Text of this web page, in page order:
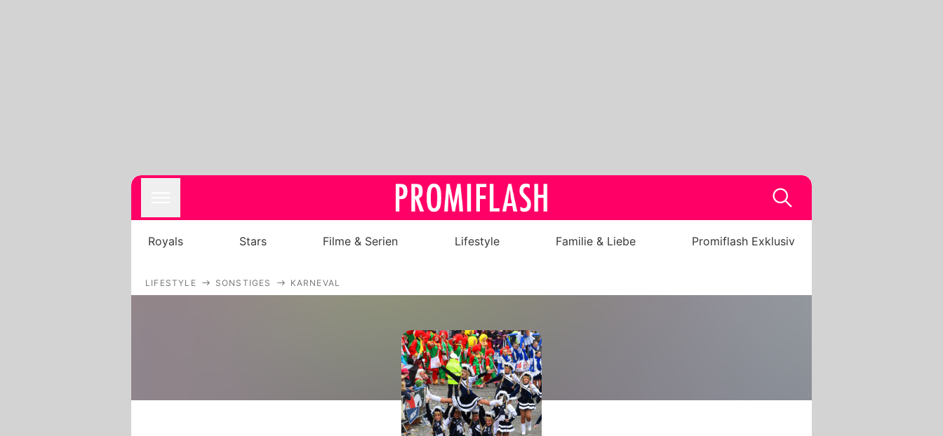
Filme & Serien
Lifestyle
Familie & Liebe
Promiflash Exklusiv
Royals Stars Filme & Serien Lifestyle Familie & Liebe Promiflash Exklusiv
LIFESTYLE SONSTIGES KARNEVAL